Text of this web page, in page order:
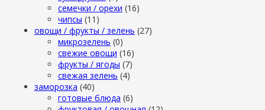
семечки / орехи (16)
чипсы (11)
овощи / фрукты / зелень (27)
микрозелень (0)
свежие овощи (16)
фрукты / ягоды (7)
свежая зелень (4)
заморозка (40)
готовые блюда (6)